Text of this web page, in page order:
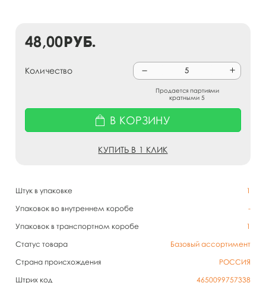
Штук в упаковке
1
Упаковок во внутреннем коробе
-
Упаковок в транспортном коробе
1
Статус товара
Базовый ассортимент
Страна происхождения
РОССИЯ
Штрих код
4650099757338
48,00руб.
Количество
Продается партиями
кратными 5
В КОРЗИНУ
КУПИТЬ В 1 КЛИК